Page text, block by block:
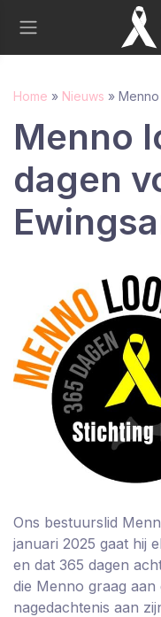
Home » Nieuws »
Menno
dagen
Ons bestuurslid
januari 2025 gaat hij
en dat 365 dagen
die Menno graag
nagedachtenis aan